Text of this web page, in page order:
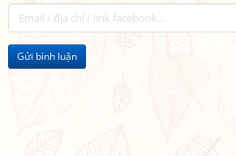
Gửi bình luận